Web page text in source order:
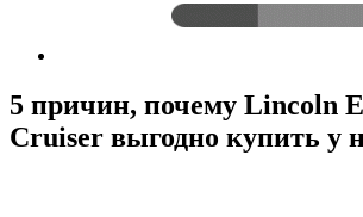
5 причин, почему Lincoln
Cruiser выгодно купить у